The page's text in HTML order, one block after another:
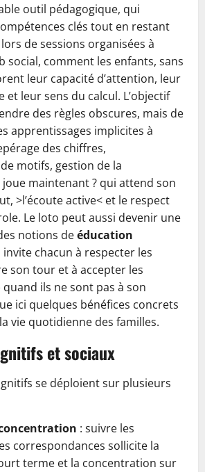
outil pédagogique, qui
clés tout en restant
lors de sessions organisées à
social, comment les enfants, sans
leur capacité d’attention, leur
et leur sens du calcul. L’objectif
des règles obscures, mais de
apprentissages implicites à
des chiffres,
motifs, gestion de la
maintenant ? qui attend son
>l’écoute active< et le respect
Le loto peut aussi devenir une
notions deéducation
invite chacun à respecter les
son tour et à accepter les
ils ne sont pas à son
ici quelques bénéfices concrets
vie quotidienne des familles.
et sociaux
se déploient sur plusieurs
: suivre les
correspondances sollicite la
terme et la concentration sur